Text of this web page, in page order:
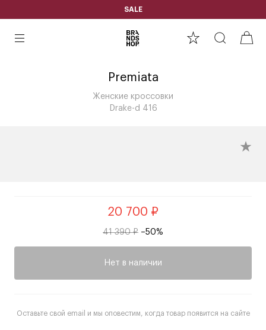
SALE
Premiata
Женские кроссовки
Drake-d 416
20 700 ₽
41 390 ₽ –50%
Нет в наличии
Оставьте свой email и мы оповестим, когда товар появится на сайте